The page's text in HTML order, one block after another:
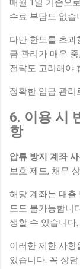
매월 1일 기준으
수료 부담도 없습
다만 한도를 초과
금 관리가 매우
전략도 고려해야
정확한 입금 관리
6. 이용 시
항
압류 방지 계좌
보호 제도, 채무
해당 계좌는 대출
도도 불가능합니
생할 수 있습니다.
이러한 제한 사항
있습니다. 꼭 상